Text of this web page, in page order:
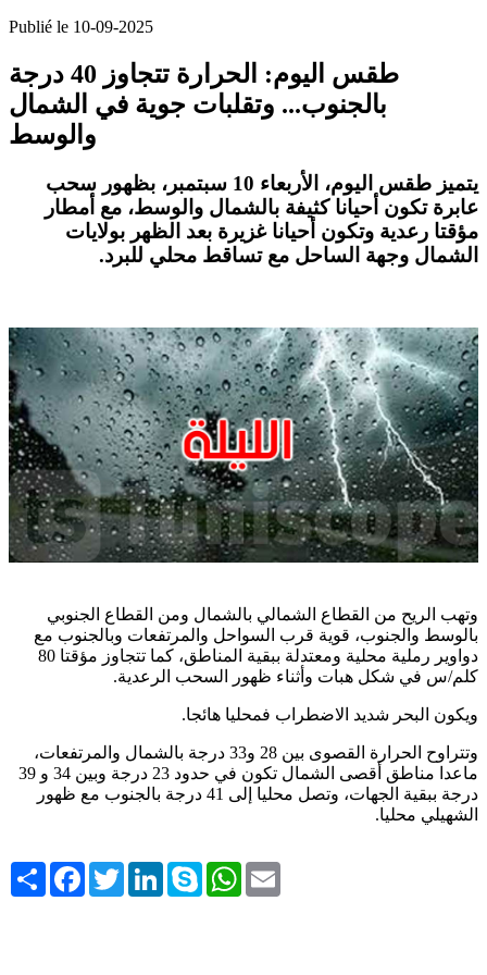
Publié le 10-09-2025
طقس اليوم: الحرارة تتجاوز 40 درجة
بالجنوب... وتقلبات جوية في الشمال
والوسط
يتميز طقس اليوم، الأربعاء 10 سبتمبر، بظهور سحب
عابرة تكون أحيانا كثيفة بالشمال والوسط، مع أمطار
مؤقتا رعدية وتكون أحيانا غزيرة بعد الظهر بولايات
الشمال وجهة الساحل مع تساقط محلي للبرد.
وتهب الريح من القطاع الشمالي بالشمال ومن القطاع الجنوبي
بالوسط والجنوب، قوية قرب السواحل والمرتفعات وبالجنوب مع
دواوير رملية محلية ومعتدلة ببقية المناطق، كما تتجاوز مؤقتا 80
كلم/س في شكل هبات وأثناء ظهور السحب الرعدية.
ويكون البحر شديد الاضطراب فمحليا هائجا.
وتتراوح الحرارة القصوى بين 28 و33 درجة بالشمال والمرتفعات،
ماعدا مناطق أقصى الشمال تكون في حدود 23 درجة وبين 34 و 39
درجة ببقية الجهات، وتصل محليا إلى 41 درجة بالجنوب مع ظهور
الشهيلي محليا.
Share FacebookTwitterLinkedInSkype WhatsApp